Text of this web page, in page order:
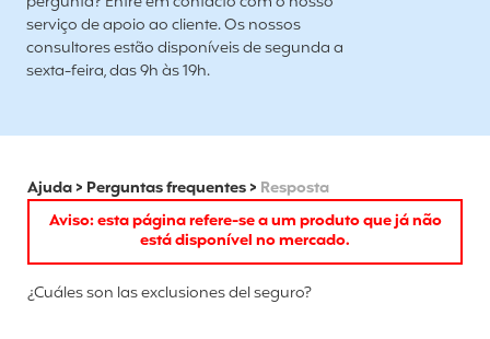
serviço de apoio ao cliente. Os nossos
consultores estão disponíveis de segunda a
sexta-feira, das 9h às 19h.
Ajuda> Perguntas frequentes> Resposta
Aviso: esta página refere-se a um produto que já não
está disponível no mercado.
¿Cuáles son las exclusiones del seguro?